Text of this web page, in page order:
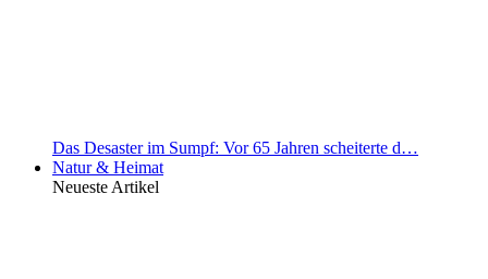
Das Desaster im Sumpf: Vor 65 Jahren scheiterte d…
Natur & Heimat
Neueste Artikel